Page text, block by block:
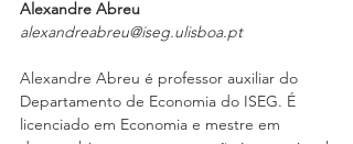
Alexandre Abreu
alexandreabreu@iseg.ulisboa.pt
Alexandre Abreu é professor auxiliar do
Departamento de Economia do ISEG. É
licenciado em Economia e mestre em